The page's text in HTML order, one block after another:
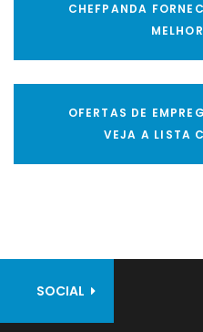
CHEFPANDA
OFERTAS DE
VEJA A LISTA
SOCIAL